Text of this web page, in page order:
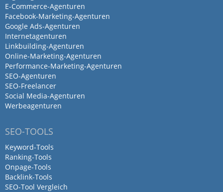
E-Commerce-Agenturen
Facebook-Marketing-Agenturen
Google Ads-Agenturen
Internetagenturen
Linkbuilding-Agenturen
Online-Marketing-Agenturen
Performance-Marketing-Agenturen
SEO-Agenturen
SEO-Freelancer
Social Media-Agenturen
Werbeagenturen
SEO-TOOLS
Keyword-Tools
Ranking-Tools
Onpage-Tools
Backlink-Tools
SEO-Tool Vergleich